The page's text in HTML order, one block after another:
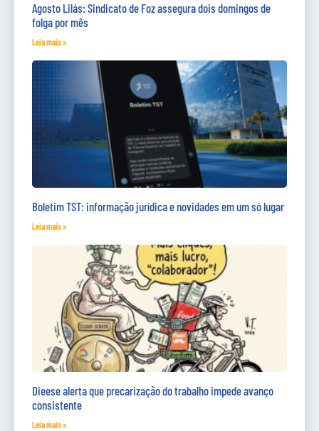
Agosto Lilás: Sindicato de Foz assegura dois domingos de
folga por mês
Leia mais »
Boletim TST: informação jurídica e novidades em um só lugar
Leia mais »
Dieese alerta que precarização do trabalho impede avanço
consistente
Leia mais »